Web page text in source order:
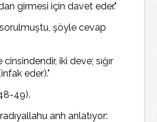
girmesi için davet eder."
şöyle cevap
iki deve; sığır
eder)."
49).
anh anlatıyor: